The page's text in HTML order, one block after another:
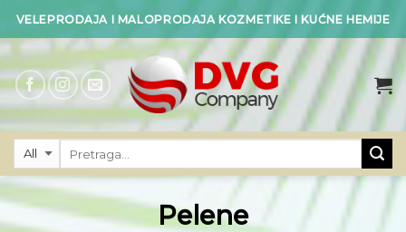
Skip
content
VELEPRODAJA I MALOPRODAJA KOZMETIKE I KUĆNE HEMIJE
Pelene